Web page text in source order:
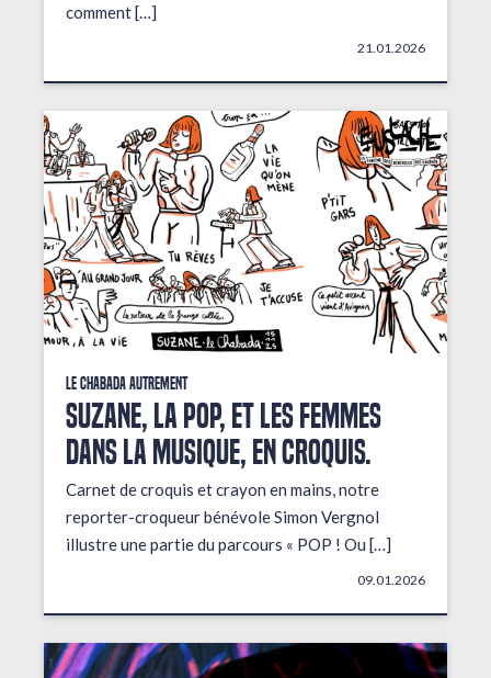
comment […]
21.01.2026
Le Chabada autrement
Suzane, la pop, et les femmes
dans la musique, en croquis.
Carnet de croquis et crayon en mains, notre
reporter-croqueur bénévole Simon Vergnol
illustre une partie du parcours « POP ! Ou […]
09.01.2026